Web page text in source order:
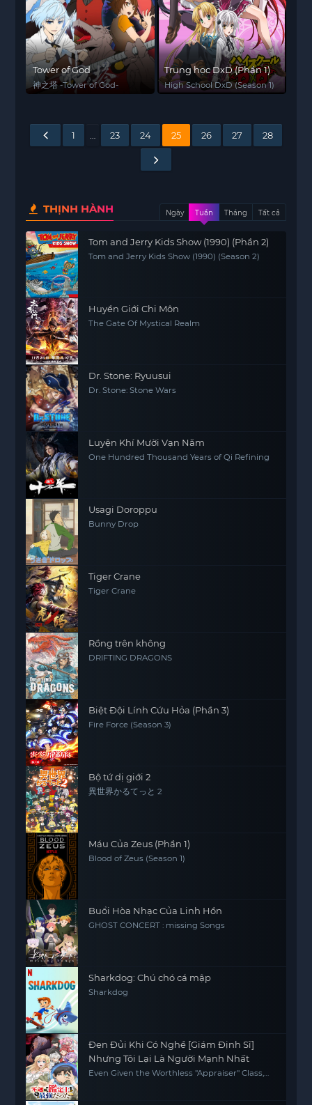
Tower of God
神之塔 -Tower of God-
Trung học DxD (Phần 1)
High School DxD (Season 1)
1 23 24 25 26 27 28
THỊNH HÀNH Ngày Tuần Tháng Tất cả
Tom and Jerry Kids Show (1990) (Phần 2)
Tom and Jerry Kids Show (1990) (Season 2)
Huyền Giới Chi Môn
The Gate Of Mystical Realm
Dr. Stone: Ryuusui
Dr. Stone: Stone Wars
Luyện Khí Mười Vạn Năm
One Hundred Thousand Years of Qi Refining
Usagi Doroppu
Bunny Drop
Tiger Crane
Tiger Crane
Rồng trên không
DRIFTING DRAGONS
Biệt Đội Lính Cứu Hỏa (Phần 3)
Fire Force (Season 3)
Bộ tứ dị giới 2
異世界かるてっと 2
Máu Của Zeus (Phần 1)
Blood of Zeus (Season 1)
Buổi Hòa Nhạc Của Linh Hồn
GHOST CONCERT : missing Songs
Sharkdog: Chú chó cá mập
Sharkdog
Đen Đủi Khi Có Nghề [Giám Định Sĩ]
Nhưng Tôi Lại Là Người Mạnh Nhất
Even Given the Worthless "Appraiser" Class,